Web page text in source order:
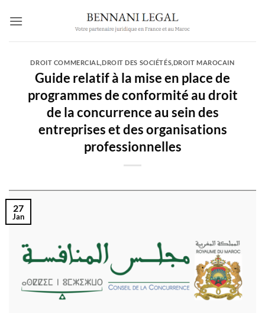
DROIT COMMERCIAL ,DROIT DES SOCIÉTÉS DROIT MAROCAIN
Guide relatif à la mise en place de
programmes de conformité au droit
de la concurrence au sein des
entreprises et des organisations
professionnelles
27
Jan